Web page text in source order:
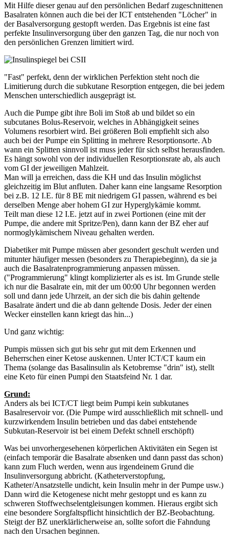
Mit Hilfe dieser genau auf den persönlichen Bedarf zugeschnittenen
Basalraten können auch die bei der ICT entstehenden "Löcher" in
der Basalversorgung gestopft werden. Das Ergebnis ist eine fast
perfekte Insulinversorgung über den ganzen Tag, die nur noch von
den persönlichen Grenzen limitiert wird.
"Fast" perfekt, denn der wirklichen Perfektion steht noch die
Limitierung durch die subkutane Resorption entgegen, die bei jedem
Menschen unterschiedlich ausgeprägt ist.
Auch die Pumpe gibt ihre Boli im Stoß ab und bildet so ein
subcutanes Bolus-Reservoir, welches in Abhängigkeit seines
Volumens resorbiert wird. Bei größeren Boli empfiehlt sich also
auch bei der Pumpe ein Splitting in mehrere Resorptionsorte. Ab
wann ein Splitten sinnvoll ist muss jeder für sich selbst herausfinden.
Es hängt sowohl von der individuellen Resorptionsrate ab, als auch
vom GI der jeweiligen Mahlzeit.
Man will ja erreichen, dass die KH und das Insulin möglichst
gleichzeitig im Blut anfluten. Daher kann eine langsame Resorption
bei z.B. 12 I.E. für 8 BE mit niedrigem GI passen, während es bei
derselben Menge aber hohem GI zur Hyperglykämie kommt.
Teilt man diese 12 I.E. jetzt auf in zwei Portionen (eine mit der
Pumpe, die andere mit Spritze/Pen), dann kann der BZ eher auf
normoglykämischem Niveau gehalten werden.
Diabetiker mit Pumpe müssen aber gesondert geschult werden und
mitunter häufiger messen (besonders zu Therapiebeginn), da sie ja
auch die Basalratenprogrammierung anpassen müssen.
("Programmierung" klingt komplizierter als es ist. Im Grunde stelle
ich nur die Basalrate ein, mit der um 00:00 Uhr begonnen werden
soll und dann jede Uhrzeit, an der sich die bis dahin geltende
Basalrate ändert und die ab dann geltende Dosis. Jeder der einen
Wecker einstellen kann kriegt das hin...)
Und ganz wichtig:
Pumpis müssen sich gut bis sehr gut mit dem Erkennen und
Beherrschen einer Ketose auskennen. Unter ICT/CT kaum ein
Thema (solange das Basalinsulin als Ketobremse "drin" ist), stellt
eine Keto für einen Pumpi den Staatsfeind Nr. 1 dar.
Grund:
Anders als bei ICT/CT liegt beim Pumpi kein subkutanes
Basalreservoir vor. (Die Pumpe wird ausschließlich mit schnell- und
kurzwirkendem Insulin betrieben und das dabei entstehende
Subkutan-Reservoir ist bei einem Defekt schnell erschöpft)
Was bei unvorhergesehenen körperlichen Aktivitäten ein Segen ist
(einfach temporär die Basalrate absenken und dann passt das schon)
kann zum Fluch werden, wenn aus irgendeinem Grund die
Insulinversorgung abbricht. (Katheterverstopfung,
Katheter/Ansatzstelle undicht, kein Insulin mehr in der Pumpe usw.)
Dann wird die Ketogenese nicht mehr gestoppt und es kann zu
schweren Stoffwechselentgleisungen kommen. Hieraus ergibt sich
eine besondere Sorgfaltspflicht hinsichtlich der BZ-Beobachtung.
Steigt der BZ unerklärlicherweise an, sollte sofort die Fahndung
nach den Ursachen beginnen.